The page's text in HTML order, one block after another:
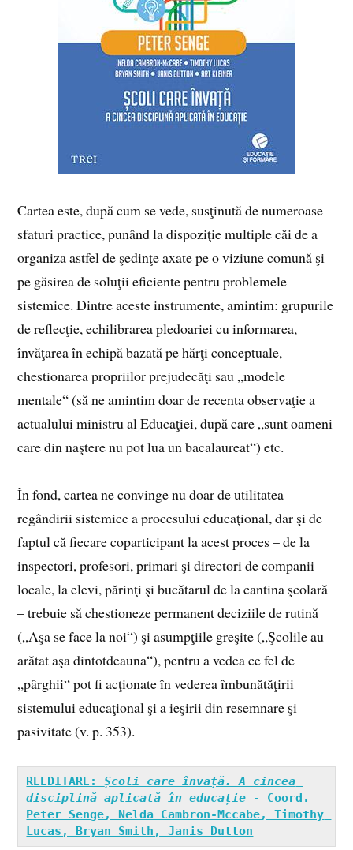
Cartea este, după cum se vede, susţinută de numeroase
sfaturi practice, punând la dispoziţie multiple căi de a
organiza astfel de şedinţe axate pe o viziune comună şi
pe găsirea de soluţii eficiente pentru problemele
sistemice. Dintre aceste instrumente, amintim: grupurile
de reflecţie, echilibrarea pledoariei cu informarea,
învăţarea în echipă bazată pe hărţi conceptuale,
chestionarea propriilor prejudecăţi sau „modele
mentale“ (să ne amintim doar de recenta observaţie a
actualului ministru al Educaţiei, după care „sunt oameni
care din naştere nu pot lua un bacalaureat“) etc.
În fond, cartea ne convinge nu doar de utilitatea
regândirii sistemice a procesului educaţional, dar şi de
faptul că fiecare coparticipant la acest proces – de la
inspectori, profesori, primari şi directori de companii
locale, la elevi, părinţi şi bucătarul de la cantina şcolară
– trebuie să chestioneze permanent deciziile de rutină
(„Aşa se face la noi“) şi asumpţiile greşite („Şcolile au
arătat aşa dintotdeauna“), pentru a vedea ce fel de
„pârghii“ pot fi acţionate în vederea îmbunătăţirii
sistemului educaţional şi a ieşirii din resemnare şi
pasivitate (v. p. 353).
REEDITARE: Școli care învață. A cincea
disciplină aplicată în educație - Coord.
Peter Senge, Nelda Cambron-Mccabe, Timothy
Lucas, Bryan Smith, Janis Dutton